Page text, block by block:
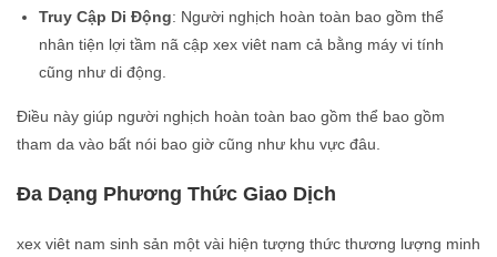
Truy Cập Di Động: Người nghịch hoàn toàn bao gồm thể
nhân tiện lợi tầm nã cập xex viêt nam cả bằng máy vi tính
cũng như di động.
Điều này giúp người nghịch hoàn toàn bao gồm thể bao gồm
tham da vào bất nói bao giờ cũng như khu vực đâu.
Đa Dạng Phương Thức Giao Dịch
xex viêt nam sinh sản một vài hiện tượng thức thương lượng minh